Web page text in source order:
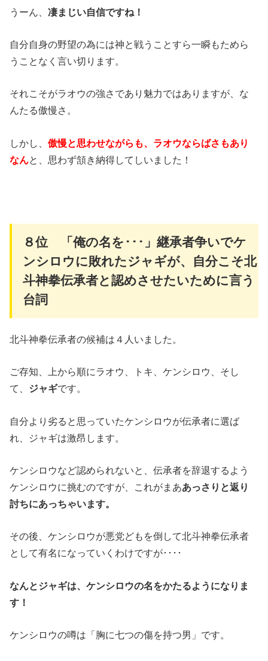
うーん、凄まじい自信ですね！
自分自身の野望の為には神と戦うことすら一瞬もためら
うことなく言い切ります。
それこそがラオウの強さであり魅力ではありますが、な
んたる傲慢さ。
しかし、傲慢と思わせながらも、ラオウならばさもあり
なんと、思わず頷き納得してしいました！
８位 「俺の名を･･･」継承者争いでケ
ンシロウに敗れたジャギが、自分こそ北
斗神拳伝承者と認めさせたいために言う
台詞
北斗神拳伝承者の候補は４人いました。
ご存知、上から順にラオウ、トキ、ケンシロウ、そし
て、 ジャギです。
自分より劣ると思っていたケンシロウが伝承者に選ば
れ、ジャギは激昂します。
ケンシロウなど認められないと、伝承者を辞退するよう
ケンシロウに挑むのですが、これがまああっさりと返り
討ちにあっちゃいます。
その後、ケンシロウが悪党どもを倒して北斗神拳伝承者
として有名になっていくわけですが････
なんとジャギは、ケンシロウの名をかたるようになりま
す！
ケンシロウの噂は「胸に七つの傷を持つ男」です。